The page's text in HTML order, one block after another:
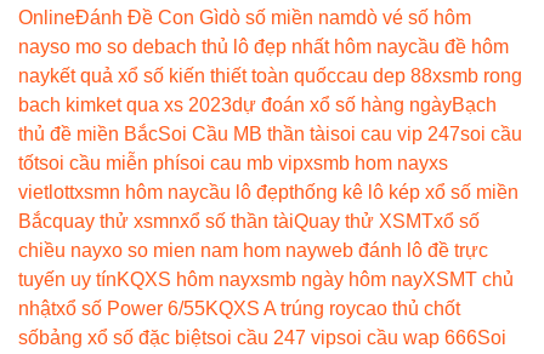
OnlineĐánh Đề Con Gìdò số miền namdò vé số hôm
nayso mo so debach thủ lô đẹp nhất hôm naycầu đề hôm
naykết quả xổ số kiến thiết toàn quốccau dep 88xsmb rong
bach kimket qua xs 2023dự đoán xổ số hàng ngàyBạch
thủ đề miền BắcSoi Cầu MB thần tàisoi cau vip 247soi cầu
tốtsoi cầu miễn phísoi cau mb vipxsmb hom nayxs
vietlottxsmn hôm naycầu lô đẹpthống kê lô kép xổ số miền
Bắcquay thử xsmnxổ số thần tàiQuay thử XSMTxổ số
chiều nayxo so mien nam hom nayweb đánh lô đề trực
tuyến uy tínKQXS hôm nayxsmb ngày hôm nayXSMT chủ
nhậtxổ số Power 6/55KQXS A trúng roycao thủ chốt
sốbảng xổ số đặc biệtsoi cầu 247 vipsoi cầu wap 666Soi